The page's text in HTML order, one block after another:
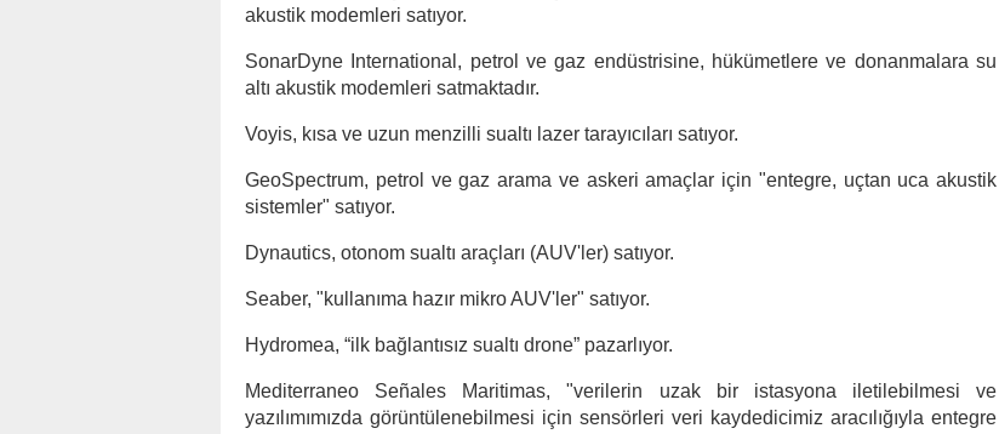
akustik modemleri satıyor.
SonarDyne International, petrol ve gaz endüstrisine, hükümetlere ve donanmalara su
altı akustik modemleri satmaktadır.
Voyis, kısa ve uzun menzilli sualtı lazer tarayıcıları satıyor.
GeoSpectrum, petrol ve gaz arama ve askeri amaçlar için "entegre, uçtan uca akustik
sistemler" satıyor.
Dynautics, otonom sualtı araçları (AUV'ler) satıyor.
Seaber, "kullanıma hazır mikro AUV'ler" satıyor.
Hydromea, “ilk bağlantısız sualtı drone” pazarlıyor.
Mediterraneo Señales Maritimas, "verilerin uzak bir istasyona iletilebilmesi ve
yazılımımızda görüntülenebilmesi için sensörleri veri kaydedicimiz aracılığıyla entegre